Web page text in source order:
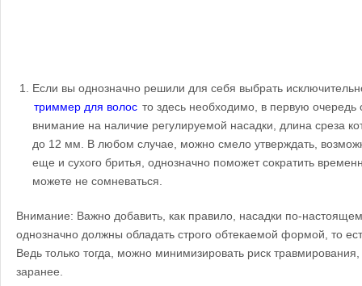
Если вы однозначно решили для себя выбрать
триммер для волос то здесь необходимо, в первую очередь
внимание на наличие регулируемой насадки, длина среза
до 12 мм. В любом случае, можно смело утверждать,
еще и сухого бритья, однозначно поможет сократить
можете не сомневаться.
Внимание: Важно добавить, как правило, насадки по-
однозначно должны обладать строго обтекаемой формой, то
Ведь только тогда, можно минимизировать риск
заранее.